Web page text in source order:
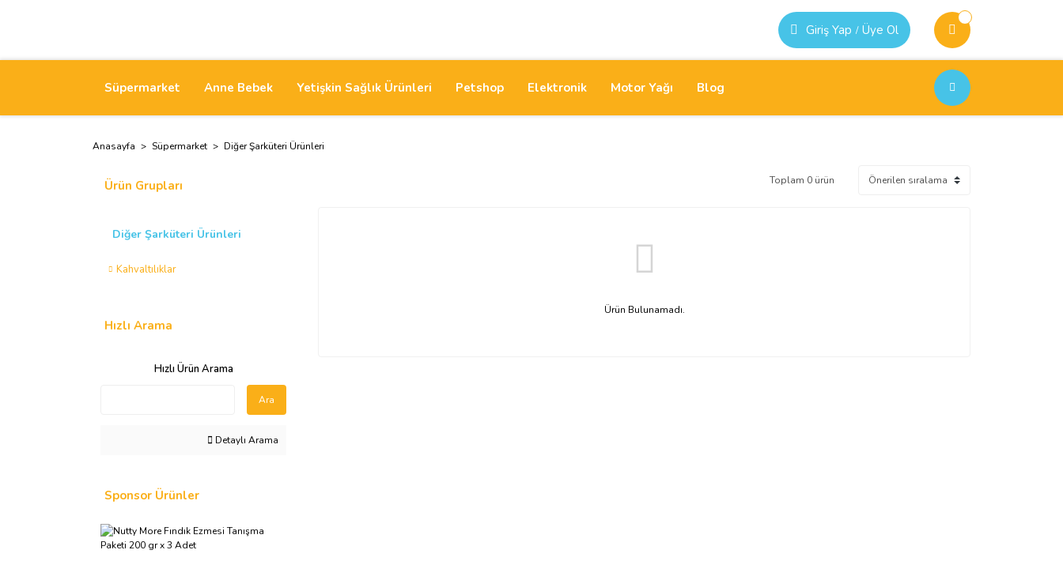
Giriş Yap / Üye Ol
Süpermarket Anne Bebek Yetişkin Sağlık Ürünleri Petshop Elektronik Motor Yağı Blog
Anasayfa Süpermarket Diğer Şarküteri Ürünleri
Ürün Grupları
Diğer Şarküteri Ürünleri
Kahvaltılıklar
Hızlı Arama
Hızlı Ürün Arama
Ara
Detaylı Arama
Sponsor Ürünler
Toplam 0 ürün
Ürün Bulunamadı.